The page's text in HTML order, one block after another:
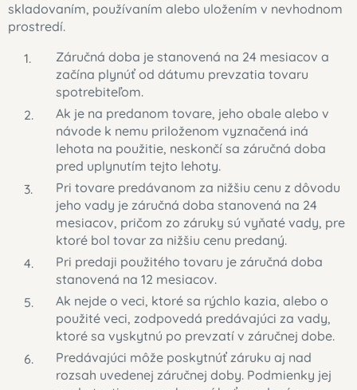
skladovaním, používaním alebo uložením v nevhodnom
prostredí.
Záručná doba je stanovená na 24 mesiacov a
začína plynúť od dátumu prevzatia tovaru
spotrebiteľom.
Ak je na predanom tovare, jeho obale alebo v
návode k nemu priloženom vyznačená iná
lehota na použitie, neskončí sa záručná doba
pred uplynutím tejto lehoty.
Pri tovare predávanom za nižšiu cenu z dôvodu
jeho vady je záručná doba stanovená na 24
mesiacov, pričom zo záruky sú vyňaté vady, pre
ktoré bol tovar za nižšiu cenu predaný.
Pri predaji použitého tovaru je záručná doba
stanovená na 12 mesiacov.
Ak nejde o veci, ktoré sa rýchlo kazia, alebo o
použité veci, zodpovedá predávajúci za vady,
ktoré sa vyskytnú po prevzatí v záručnej dobe.
Predávajúci môže poskytnúť záruku aj nad
rozsah uvedenej záručnej doby. Podmienky jej